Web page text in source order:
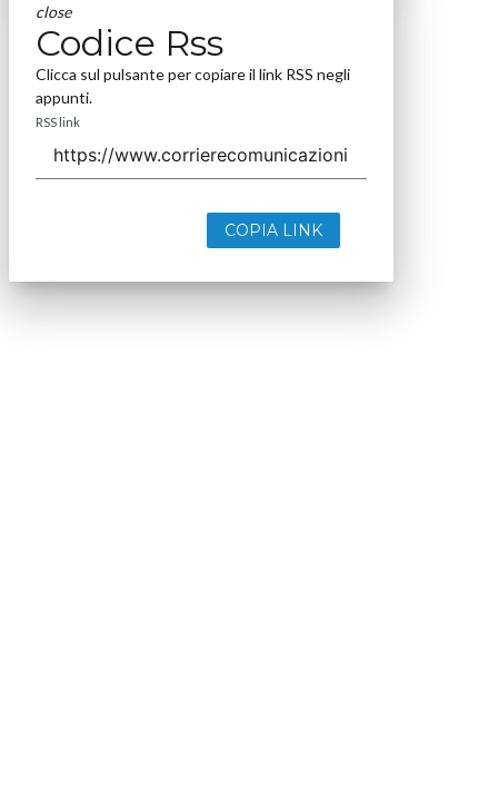
close
Codice Rss
Clicca sul pulsante per copiare il link RSS negli
appunti.
RSS link
COPIA LINK